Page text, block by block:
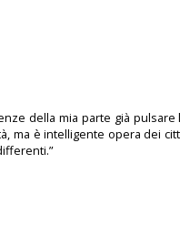
della mia parte già pulsare
ma è intelligente opera dei